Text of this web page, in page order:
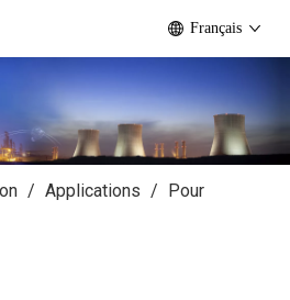
Français
/ Applications / Pour